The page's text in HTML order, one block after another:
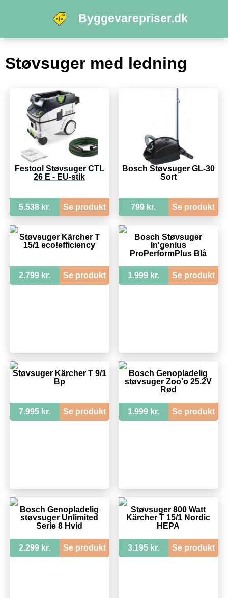
Byggevarepriser.dk
Støvsuger med ledning
Festool Støvsuger CTL
26 E - EU-stik
5.538 kr. Se produkt
Bosch Støvsuger GL-30
Sort
799 kr. Se produkt
Støvsuger Kärcher T
15/1 eco!efficiency
2.799 kr. Se produkt
Bosch Støvsuger
In'genius
ProPerformPlus Blå
1.999 kr. Se produkt
Støvsuger Kärcher T 9/1
Bp
7.995 kr. Se produkt
Bosch Genopladelig
støvsuger Zoo'o 25.2V
Rød
1.999 kr. Se produkt
Bosch Genopladelig
støvsuger Unlimited
Serie 8 Hvid
2.299 kr. Se produkt
Støvsuger 800 Watt
Kärcher T 15/1 Nordic
HEPA
3.195 kr. Se produkt